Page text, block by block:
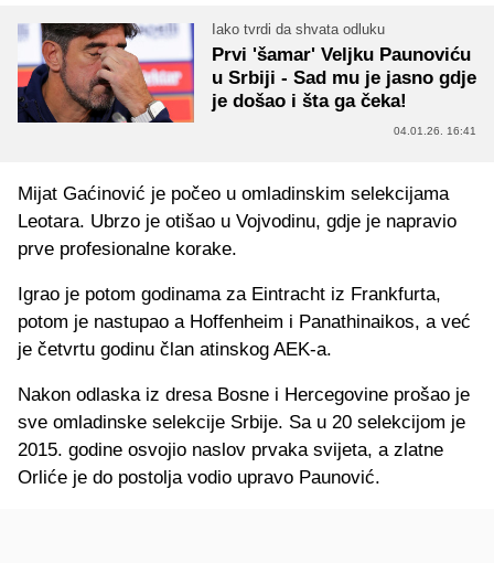
Iako tvrdi da shvata odluku
Prvi 'šamar' Veljku Paunoviću
u Srbiji - Sad mu je jasno gdje
je došao i šta ga čeka!
04.01.26. 16:41
Mijat Gaćinović je počeo u omladinskim selekcijama
Leotara. Ubrzo je otišao u Vojvodinu, gdje je napravio
prve profesionalne korake.
Igrao je potom godinama za Eintracht iz Frankfurta,
potom je nastupao a Hoffenheim i Panathinaikos, a već
je četvrtu godinu član atinskog AEK-a.
Nakon odlaska iz dresa Bosne i Hercegovine prošao je
sve omladinske selekcije Srbije. Sa u 20 selekcijom je
2015. godine osvojio naslov prvaka svijeta, a zlatne
Orliće je do postolja vodio upravo Paunović.